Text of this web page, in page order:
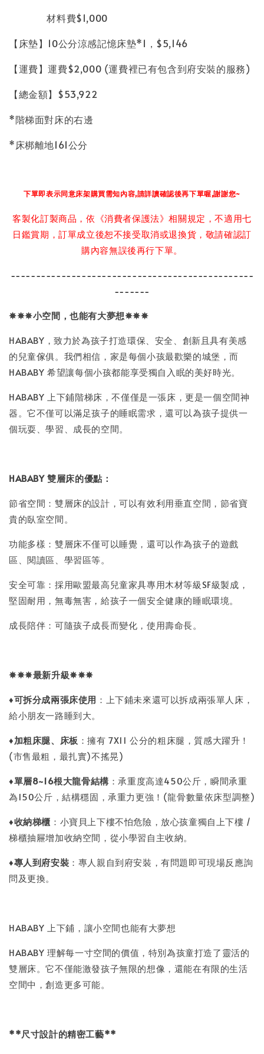
材料費$1,000
【床墊】10公分涼感記憶床墊*1，$5,146
【運費】運費$2,000 (運費裡已有包含到府安裝的服務)
【總金額】$53,922
*階梯面對床的右邊
*床梆離地161公分
下單即表示同意床架購買需知內容,請詳讀確認後再下單喔,謝謝您~
客製化訂製商品，依《消費者保護法》相關規定，不適用七
日鑑賞期，訂單成立後恕不接受取消或退換貨，敬請確認訂
購內容無誤後再行下單。
------------------------------------------------
-------
✵✵✵小空間，也能有大夢想✵✵✵
HABABY，致力於為孩子打造環保、安全、創新且具有美感
的兒童傢俱。我們相信，家是每個小孩最歡樂的城堡，而
HABABY 希望讓每個小孩都能享受獨自入眠的美好時光。
HABABY 上下鋪階梯床，不僅僅是一張床，更是一個空間神
器。它不僅可以滿足孩子的睡眠需求，還可以為孩子提供一
個玩耍、學習、成長的空間。
HABABY 雙層床的優點：
節省空間：雙層床的設計，可以有效利用垂直空間，節省寶
貴的臥室空間。
功能多樣：雙層床不僅可以睡覺，還可以作為孩子的遊戲
區、閱讀區、學習區等。
安全可靠：採用歐盟最高兒童家具專用木材等級SF級製成，
堅固耐用，無毒無害，給孩子一個安全健康的睡眠環境。
成長陪伴：可隨孩子成長而變化，使用壽命長。
✵✵✵最新升級✵✵✵
♦可拆分成兩張床使用 ：上下鋪未來還可以拆成兩張單人床，
給小朋友一路睡到大。
♦加粗床腿、床板 ：擁有 7X11 公分的粗床腿，質感大躍升！
(市售最粗，最扎實)不搖晃)
♦單層8~16根大龍骨結構 ：承重度高達450公斤，瞬間承重
為150公斤，結構穩固，承重力更強！(龍骨數量依床型調整)
♦收納梯櫃 ：小寶貝上下樓不怕危險，放心孩童獨自上下樓 /
梯櫃抽屜增加收納空間，從小學習自主收納。
♦專人到府安裝 ：專人親自到府安裝，有問題即可現場反應詢
問及更換。
HABABY 上下鋪，讓小空間也能有大夢想
HABABY 理解每一寸空間的價值，特別為孩童打造了靈活的
雙層床。它不僅能激發孩子無限的想像，還能在有限的生活
空間中，創造更多可能。
**尺寸設計的精密工藝**